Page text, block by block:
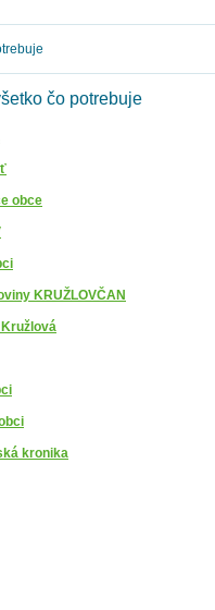
čo potrebuje
obce
KRUŽLOVČAN
kronika